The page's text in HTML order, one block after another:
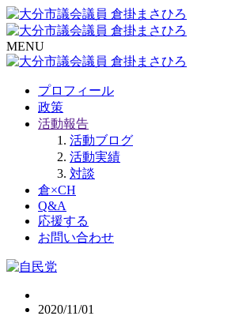
MENU
プロフィール
政策
活動報告
活動ブログ
活動実績
対談
倉×CH
Q&A
応援する
お問い合わせ
2020/11/01